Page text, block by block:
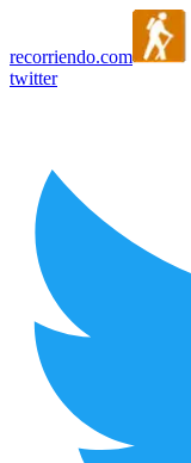
recorriendo.com
twitter